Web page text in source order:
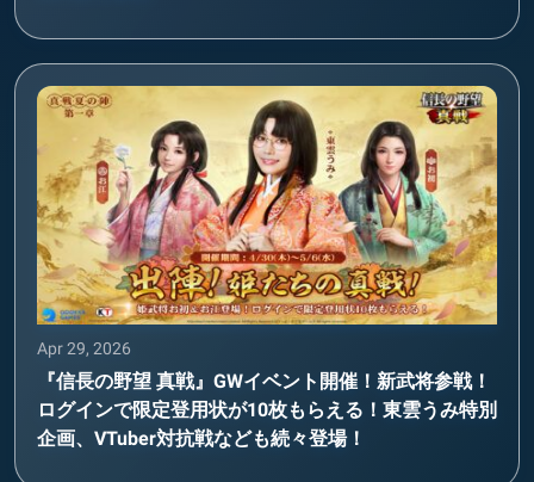
Apr 29, 2026
『信長の野望 真戦』GWイベント開催！新武将参戦！
ログインで限定登用状が10枚もらえる！東雲うみ特別
企画、VTuber対抗戦なども続々登場！